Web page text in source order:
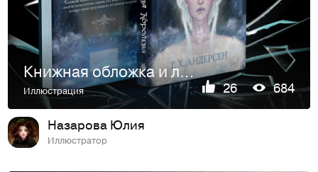
Книжная обложка и леттеринг | book cover & lettering
Иллюстрация 26 684
Назарова Юлия
Иллюстратор